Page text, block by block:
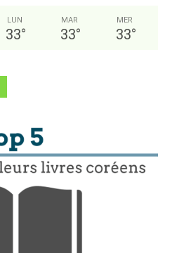
LUN
33°
MAR
33°
MER
33°